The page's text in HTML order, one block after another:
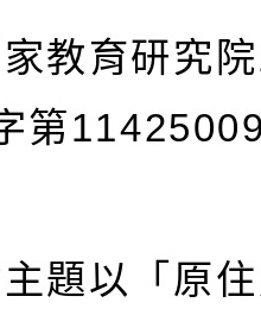
教育研究院
第
題以「原